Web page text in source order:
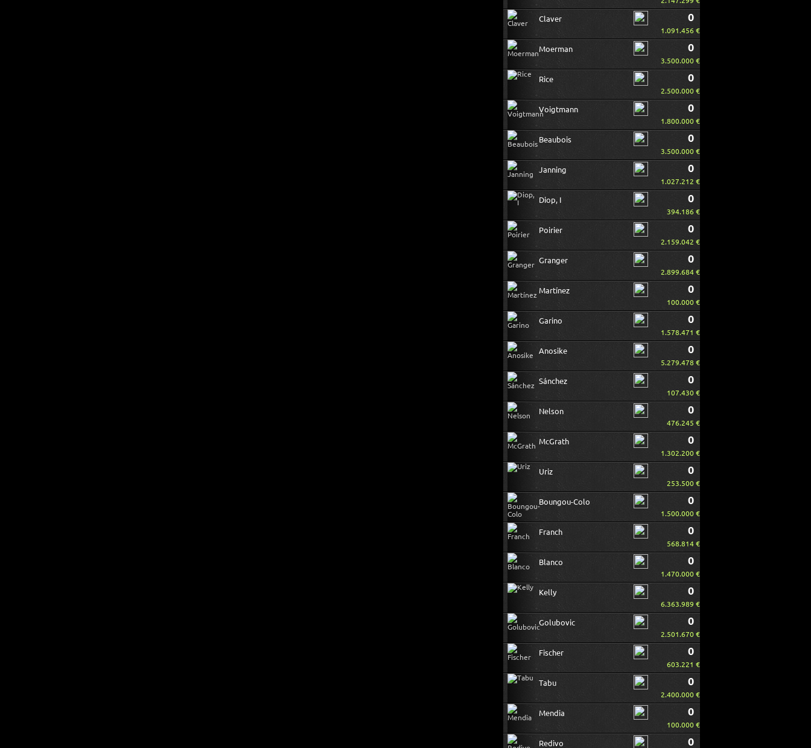
Claver 0
1.091.456 €
Moerman 0
3.500.000 €
Rice 0
2.500.000 €
Voigtmann 0
1.800.000 €
Beaubois 0
3.500.000 €
Janning 0
1.027.212 €
Diop, I 0
394.186 €
Poirier 0
2.159.042 €
Granger 0
2.899.684 €
Martínez 0
100.000 €
Garino 0
1.578.471 €
Anosike 0
5.279.478 €
Sánchez 0
107.430 €
Nelson 0
476.245 €
McGrath 0
1.302.200 €
Uriz 0
253.500 €
Boungou-Colo 0
1.500.000 €
Franch 0
568.814 €
Blanco 0
1.470.000 €
Kelly 0
6.363.989 €
Golubovic 0
2.501.670 €
Fischer 0
603.221 €
Tabu 0
2.400.000 €
Mendia 0
100.000 €
Redivo 0